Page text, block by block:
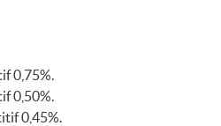
0,75%.
0,50%.
0,45%.